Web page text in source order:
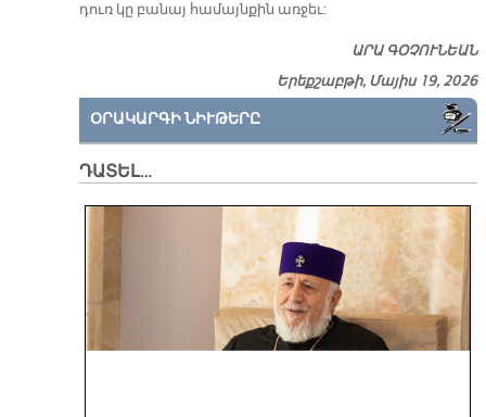
դուռ կը բանայ համայնքին առջեւ:
ԱՐԱ ԳՕՉՈՒՆԵԱՆ
Երեքշաբթի, Մայիս 19, 2026
ՕՐԱԿԱՐԳԻ ՆԻՒԹԵՐԸ
ԴԱՏԵԼ…